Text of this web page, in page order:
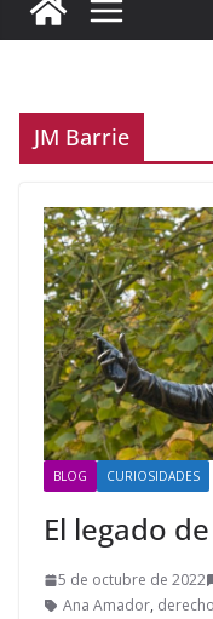
JM Barrie
BLOG CURIOSIDADES
El legado
5 de octubre de 2022
Ana Amador,